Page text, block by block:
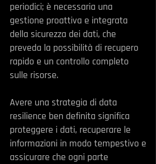
periodici; è necessaria una
gestione proattiva e integrata
della sicurezza dei dati, che
preveda la possibilità di recupero
rapido e un controllo completo
sulle risorse.
Avere una strategia di data
resilience ben definita significa
proteggere i dati, recuperare le
informazioni in modo tempestivo e
assicurare che ogni parte